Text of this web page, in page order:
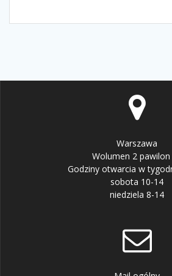
Warszawa
Wolumen 2 pawilon
Godziny otwarcia w
sobota 10-14
niedziela 8-14